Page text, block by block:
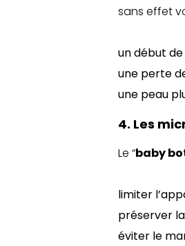
sans effet
un début
une perte
une peau
4. Les
Le “baby
limiter
préserver
éviter le